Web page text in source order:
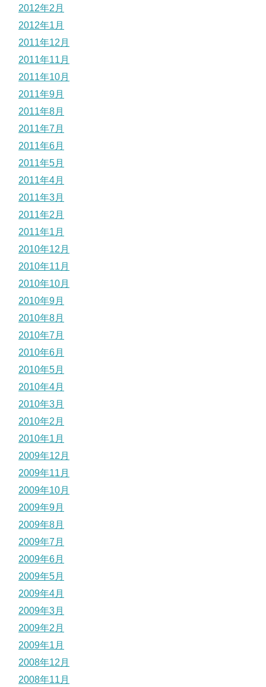
2012年2月
2012年1月
2011年12月
2011年11月
2011年10月
2011年9月
2011年8月
2011年7月
2011年6月
2011年5月
2011年4月
2011年3月
2011年2月
2011年1月
2010年12月
2010年11月
2010年10月
2010年9月
2010年8月
2010年7月
2010年6月
2010年5月
2010年4月
2010年3月
2010年2月
2010年1月
2009年12月
2009年11月
2009年10月
2009年9月
2009年8月
2009年7月
2009年6月
2009年5月
2009年4月
2009年3月
2009年2月
2009年1月
2008年12月
2008年11月